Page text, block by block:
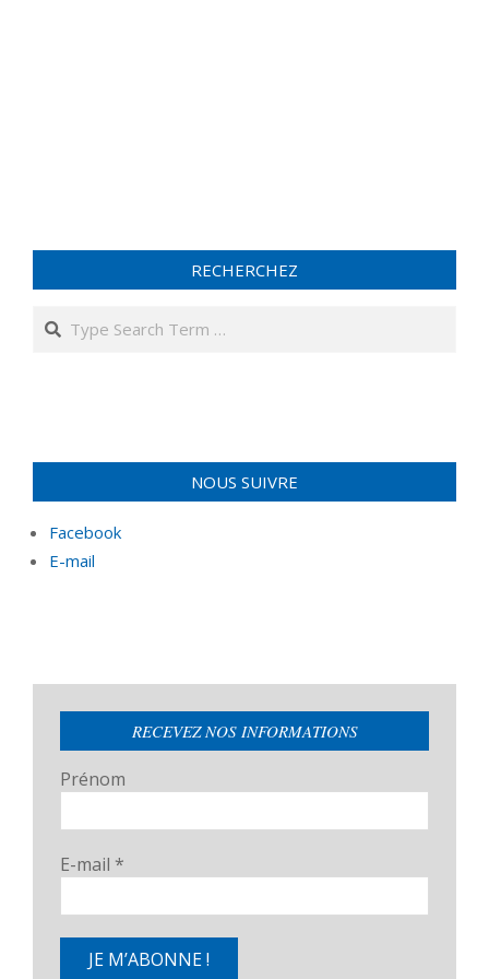
RECHERCHEZ
NOUS SUIVRE
Facebook
E-mail
RECEVEZ NOS INFORMATIONS
Prénom
E-mail *